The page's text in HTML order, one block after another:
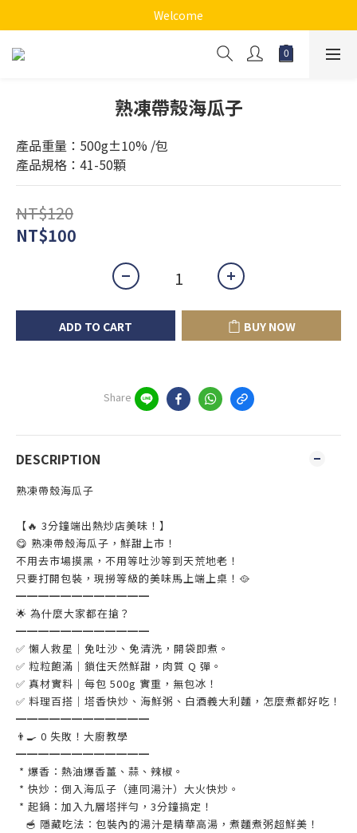
Welcome
熟凍帶殼海瓜子
產品重量：500g±10% /包
產品規格：41-50顆
NT$120
NT$100
ADD TO CART BUY NOW
Share
DESCRIPTION
熟凍帶殼海瓜子
【🔥 3分鐘端出熱炒店美味！】
😋 熟凍帶殼海瓜子，鮮甜上市！
不用去市場摸黑，不用等吐沙等到天荒地老！
只要打開包裝，現撈等級的美味馬上端上桌！🥘
━━━━━━━━━━━━
🌟 為什麼大家都在搶？
━━━━━━━━━━━━
✅ 懶人救星｜免吐沙、免清洗，開袋即煮。
✅ 粒粒飽滿｜鎖住天然鮮甜，肉質 Q 彈。
✅ 真材實料｜每包 500g 實重，無包冰！
✅ 料理百搭｜塔香快炒、海鮮粥、白酒義大利麵，怎麼煮都好吃！
━━━━━━━━━━━━
👨‍🍳 0 失敗！大廚教學
━━━━━━━━━━━━
* 爆香：熱油爆香薑、蒜、辣椒。
* 快炒：倒入海瓜子（連同湯汁）大火快炒。
* 起鍋：加入九層塔拌勻，3分鐘搞定！
🥣 隱藏吃法：包裝內的湯汁是精華高湯，煮麵煮粥超鮮美！